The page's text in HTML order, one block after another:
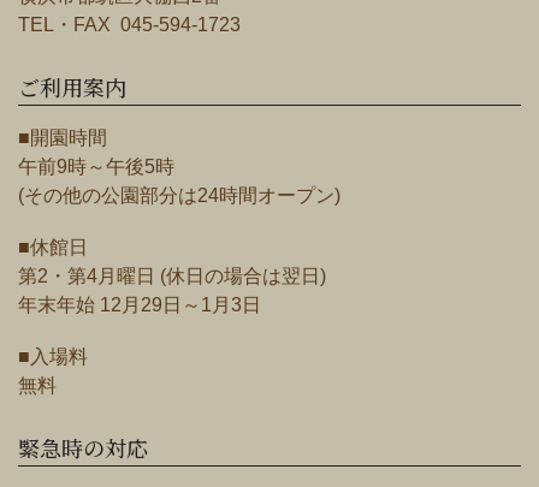
TEL・FAX 045-594-1723
ご利用案内
■開園時間
午前9時～午後5時
(その他の公園部分は24時間オープン)
■休館日
第2・第4月曜日 (休日の場合は翌日)
年末年始 12月29日～1月3日
■入場料
無料
緊急時の対応